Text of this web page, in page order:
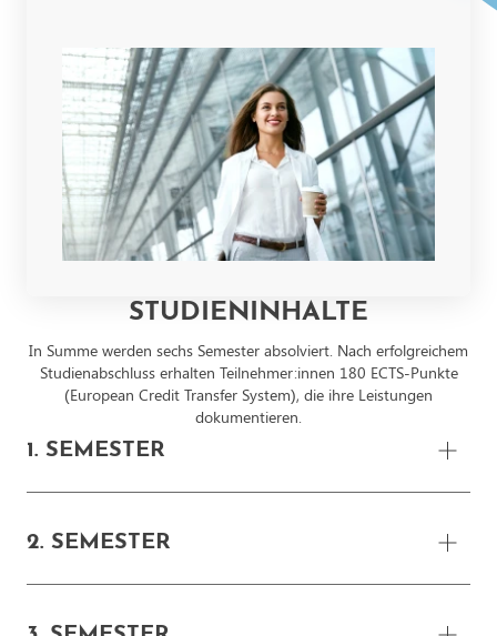
STUDIENINHALTE
In Summe werden sechs Semester absolviert. Nach erfolgreichem
Studienabschluss erhalten Teilnehmer:innen 180 ECTS-Punkte
(European Credit Transfer System), die ihre Leistungen
dokumentieren.
1. SEMESTER
Grundlagen wissenschaftliches Arbeiten - 6 ECTS
Kommunikation, Präsentation & Moderation - 6 ECTS
Grundlagen Organisation & Management - 6 ECTS
2. SEMESTER
Wirtschaftsmathematik & Statistik - 6 ECTS